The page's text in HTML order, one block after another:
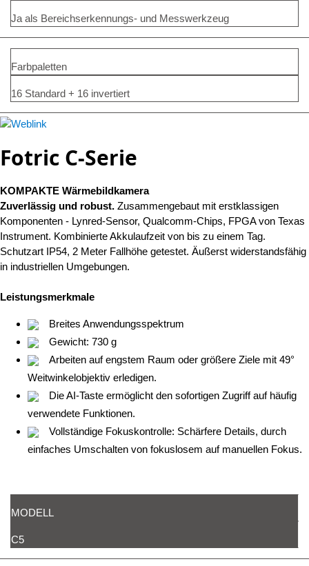
Ja als Bereichserkennungs- und Messwerkzeug
Farbpaletten
16 Standard + 16 invertiert
Fotric C-Serie
KOMPAKTE Wärmebildkamera
Zuverlässig und robust. Zusammengebaut mit erstklassigen
Komponenten - Lynred-Sensor, Qualcomm-Chips, FPGA von Texas
Instrument. Kombinierte Akkulaufzeit von bis zu einem Tag.
Schutzart IP54, 2 Meter Fallhöhe getestet. Äußerst widerstandsfähig
in industriellen Umgebungen.
Leistungsmerkmale
Breites Anwendungsspektrum
Gewicht: 730 g
Arbeiten auf engstem Raum oder größere Ziele mit 49°
Weitwinkelobjektiv erledigen.
Die AI-Taste ermöglicht den sofortigen Zugriff auf häufig
verwendete Funktionen.
Vollständige Fokuskontrolle: Schärfere Details, durch
einfaches Umschalten von fokuslosem auf manuellen Fokus.
MODELL
C5